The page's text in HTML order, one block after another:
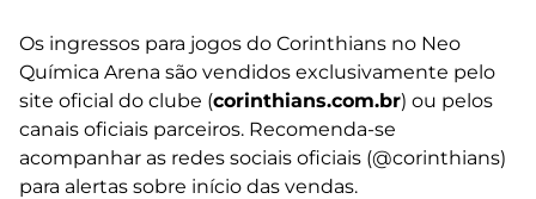
Os ingressos para jogos do Corinthians no Neo
Química Arena são vendidos exclusivamente pelo
site oficial do clube (corinthians.com.br) ou pelos
canais oficiais parceiros. Recomenda-se
acompanhar as redes sociais oficiais (@corinthians)
para alertas sobre início das vendas.